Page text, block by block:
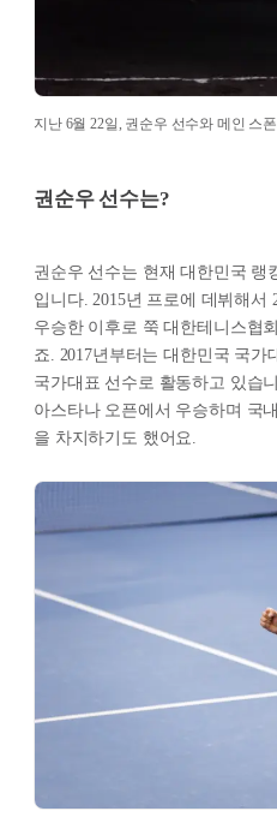
지난 6월 22일, 권순우 선수와 메인 스
권순우 선수는?
권순우 선수는 현재 대한민국 랭
입니다. 2015년 프로에 데뷔해서
우승한 이후로 쭉 대한테니스협
죠. 2017년부터는 대한민국 국
국가대표 선수로 활동하고 있습
아스타나 오픈에서 우승하며 국
을 차지하기도 했어요.